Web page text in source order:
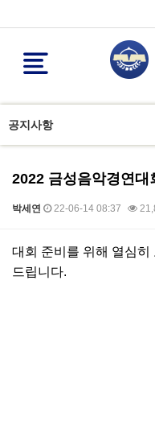
공지사항
2022 금성음악경연대
박세연 22-06-14 08:37
본문
대회 준비를 위해 열심
드립니다.